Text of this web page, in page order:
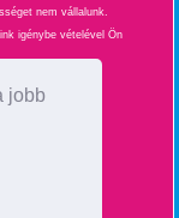
jobb
nem vállalunk.
igénybe vételével Ön